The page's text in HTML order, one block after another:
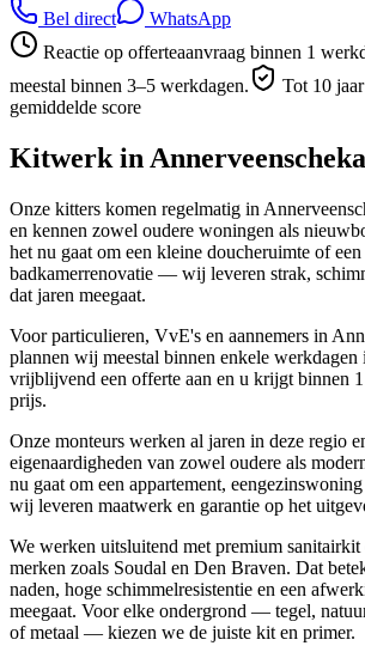
Bel direct
WhatsApp
Reactie op offerteaanvraag binnen 1
meestal binnen 3–5 werkdagen.
Tot 10
gemiddelde score
Kitwerk in
Onze kitters komen regelmatig in
en kennen zowel oudere woningen als
het nu gaat om een kleine doucheruimte of
badkamerrenovatie — wij leveren strak,
dat jaren meegaat.
Voor particulieren, VvE's en aannemers in
plannen wij meestal binnen enkele
vrijblijvend een offerte aan en u krijgt binnen
prijs.
Onze monteurs werken al jaren in deze regio
eigenaardigheden van zowel oudere als
nu gaat om een appartement,
wij leveren maatwerk en garantie op het
We werken uitsluitend met premium
merken zoals Soudal en Den Braven. Dat
naden, hoge schimmelresistentie en een
meegaat. Voor elke ondergrond — tegel,
of metaal — kiezen we de juiste kit en primer.